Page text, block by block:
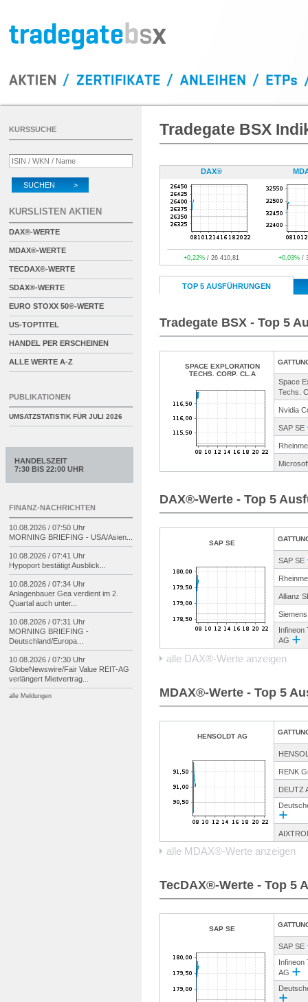
Tradegate BSX
DAX®
+0,22% / 26 410,81 +0,03% /
TOP 5 AUSFÜHRUNGEN
Tradegate BSX - Top 5
SPACE EXPLORATION
TECHS. CORP. CL.A
Space
Techs.
Nvidia
SAP SE
DAX®-Werte - Top 5
SAP SE
SAP SE
Allianz
Infineon
AG
alle DAX®-Werte anzeigen
MDAX®-Werte - Top 5
HENSOLDT AG
RENK
DEUTZ
alle MDAX®-Werte anzeigen
TecDAX®-Werte - Top 5
SAP SE
SAP SE
Infineon
AG
KURSSUCHE
SUCHEN >
KURSLISTEN AKTIEN
DAX®-WERTE
MDAX®-WERTE
TECDAX®-WERTE
SDAX®-WERTE
EURO STOXX 50®-WERTE
US-TOPTITEL
HANDEL PER ERSCHEINEN
ALLE WERTE A-Z
PUBLIKATIONEN
UMSATZSTATISTIK FÜR JULI 2026
HANDELSZEIT
7:30 BIS 22:00 UHR
FINANZ-NACHRICHTEN
10.08.2026 / 07:50 Uhr
MORNING BRIEFING - USA/Asien...
10.08.2026 / 07:41 Uhr
Hypoport bestätigt Ausblick...
10.08.2026 / 07:34 Uhr
Anlagenbauer Gea verdient im 2.
Quartal auch unter...
10.08.2026 / 07:31 Uhr
MORNING BRIEFING -
Deutschland/Europa...
10.08.2026 / 07:30 Uhr
GlobeNewswire/Fair Value REIT-AG
verlängert Mietvertrag...
alle Meldungen